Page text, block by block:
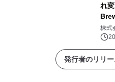
れ
り
の2
ア
株式
発行者のリリ